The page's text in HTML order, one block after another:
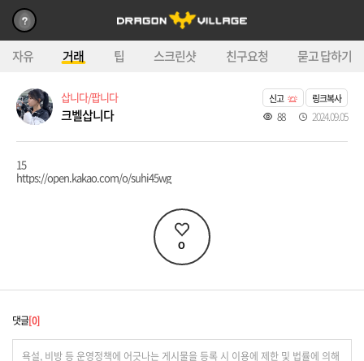
자유 거래 팁 스크린샷 친구요청 묻고 답하기
삽니다/팝니다
크벨삽니다
신고 링크복사
88 2024.09.05
15
https://open.kakao.com/o/suhi45wg
0
댓글 0